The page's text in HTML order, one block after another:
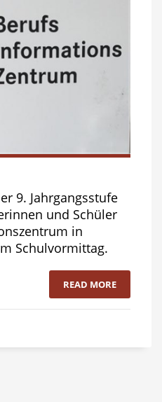
9. Jahrgangsstufe
und Schüler
in
Schulvormittag.
READ MORE